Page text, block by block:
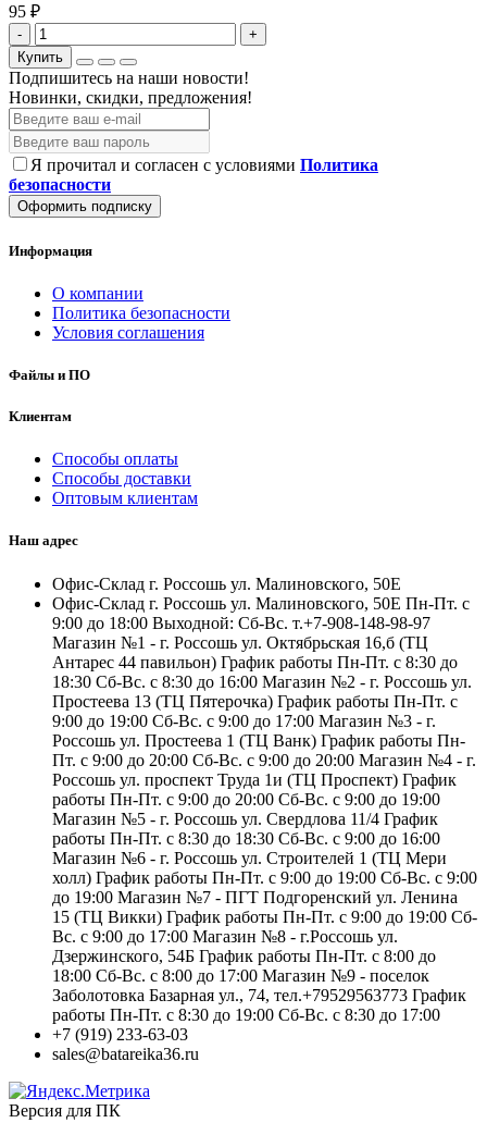
95 ₽
-
+
Купить
Подпишитесь на наши новости!
Новинки, скидки, предложения!
Я прочитал и согласен с условиями Политика
безопасности
Оформить подписку
Информация
О компании
Политика безопасности
Условия соглашения
Файлы и ПО
Клиентам
Способы оплаты
Способы доставки
Оптовым клиентам
Наш адрес
Офис-Склад г. Россошь ул. Малиновского, 50Е
Офис-Склад г. Россошь ул. Малиновского, 50Е Пн-Пт. с
9:00 до 18:00 Выходной: Сб-Вс. т.+7-908-148-98-97
Магазин №1 - г. Россошь ул. Октябрьская 16,б (ТЦ
Антарес 44 павильон) График работы Пн-Пт. с 8:30 до
18:30 Сб-Вс. с 8:30 до 16:00 Магазин №2 - г. Россошь ул.
Простеева 13 (ТЦ Пятерочка) График работы Пн-Пт. с
9:00 до 19:00 Сб-Вс. с 9:00 до 17:00 Магазин №3 - г.
Россошь ул. Простеева 1 (ТЦ Ванк) График работы Пн-
Пт. с 9:00 до 20:00 Сб-Вс. с 9:00 до 20:00 Магазин №4 - г.
Россошь ул. проспект Труда 1и (ТЦ Проспект) График
работы Пн-Пт. с 9:00 до 20:00 Сб-Вс. с 9:00 до 19:00
Магазин №5 - г. Россошь ул. Свердлова 11/4 График
работы Пн-Пт. с 8:30 до 18:30 Сб-Вс. с 9:00 до 16:00
Магазин №6 - г. Россошь ул. Строителей 1 (ТЦ Мери
холл) График работы Пн-Пт. с 9:00 до 19:00 Сб-Вс. с 9:00
до 19:00 Магазин №7 - ПГТ Подгоренский ул. Ленина
15 (ТЦ Викки) График работы Пн-Пт. с 9:00 до 19:00 Сб-
Вс. с 9:00 до 17:00 Магазин №8 - г.Россошь ул.
Дзержинского, 54Б График работы Пн-Пт. с 8:00 до
18:00 Сб-Вс. с 8:00 до 17:00 Магазин №9 - поселок
Заболотовка Базарная ул., 74, тел.+79529563773 График
работы Пн-Пт. с 8:30 до 19:00 Сб-Вс. с 8:30 до 17:00
+7 (919) 233-63-03
sales@batareika36.ru
Версия для ПК